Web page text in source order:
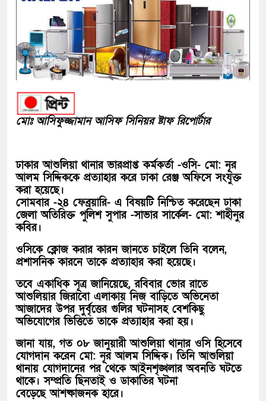
মোঃ আসিফুজ্জামান আসিফ সিনিয়র ষ্টাফ রিপোর্টার
ঢাকার আশুলিয়া থানার ভারপ্রাপ্ত কর্মকর্তা -ওসি- মো: নূর
আলম সিদ্দিককে প্রত্যাহার করে ঢাকা রেঞ্জ অফিসে সংযুক্ত
করা হয়েছে।
সোমবার -২৪ ফেব্রয়ারি- এ বিষয়টি নিশ্চিত করেছেন ঢাকা
জেলা অতিরিক্ত পুলিশ সুপার -সাভার সার্কেল- মো: শাহীনুর
কবির।
ওসিকে ক্লোজ করার কারন জানতে চাইলে তিনি বলেন,
প্রশাসনিক কারনে তাকে প্রত্যাহার করা হয়েছে।
তবে একাধিক সূত্র জানিয়েছে, রবিবার ভোর রাতে
আশুলিয়ার জিরাবো এলাকায় নিজ বাড়িতে অভিনেতা
আজাদের উপর দুর্বৃত্তের গুলির ঘটনাসহ বেশকিছু
অভিযোগের ভিত্তিতে তাকে প্রত্যাহার করা হয়।
জানা যায়, গত ০৮ জানুয়ারী আশুলিয়া থানার ওসি হিসেবে
যোগদান করেন মো: নূর আলম সিদ্দিক। তিনি আশুলিয়া
থানায় যোগদানের পর থেকে আইনশৃঙ্খলার অবনতি ঘটতে
থাকে। সম্প্রতি ছিনতাই ও ডাকাতির ঘটনা
বেড়েছে আশষ্কাজনক হারে।